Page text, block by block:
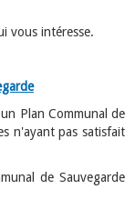
vous intéresse.
Plan Communal de
n'ayant pas satisfait
de Sauvegarde